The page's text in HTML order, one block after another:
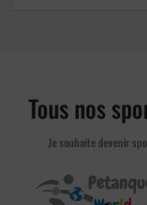
Tous nos
Je souhaite devenir